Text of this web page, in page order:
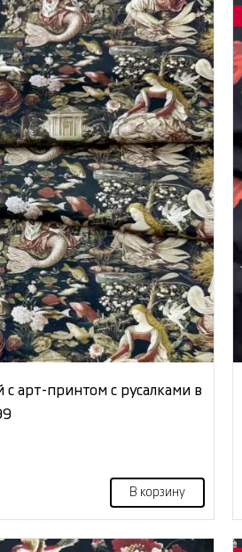
арт-принтом с русалками в
В корзину